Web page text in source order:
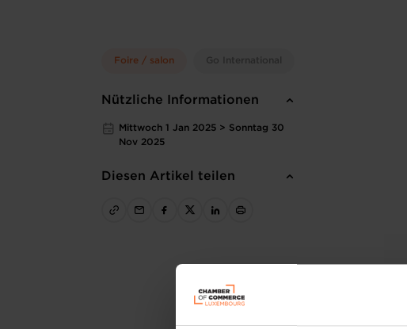
Foire / salon Go International
Nützliche Informationen
Mittwoch 1 Jan 2025 > Sonntag 30
Nov 2025
Diesen Artikel teilen